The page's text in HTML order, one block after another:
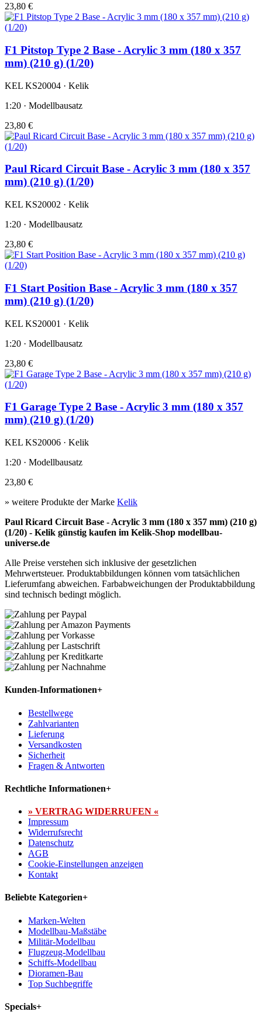
23,80 €
F1 Pitstop Type 2 Base - Acrylic 3 mm (180 x 357
mm) (210 g) (1/20)
KEL KS20004 · Kelik
1:20 · Modellbausatz
23,80 €
Paul Ricard Circuit Base - Acrylic 3 mm (180 x 357
mm) (210 g) (1/20)
KEL KS20002 · Kelik
1:20 · Modellbausatz
23,80 €
F1 Start Position Base - Acrylic 3 mm (180 x 357
mm) (210 g) (1/20)
KEL KS20001 · Kelik
1:20 · Modellbausatz
23,80 €
F1 Garage Type 2 Base - Acrylic 3 mm (180 x 357
mm) (210 g) (1/20)
KEL KS20006 · Kelik
1:20 · Modellbausatz
23,80 €
» weitere Produkte der Marke Kelik
Paul Ricard Circuit Base - Acrylic 3 mm (180 x 357 mm) (210 g)
(1/20) - Kelik günstig kaufen im Kelik-Shop modellbau-
universe.de
Alle Preise verstehen sich inklusive der gesetzlichen
Mehrwertsteuer. Produktabbildungen können vom tatsächlichen
Lieferumfang abweichen. Farbabweichungen der Produktabbildung
sind technisch bedingt möglich.
Kunden-Informationen+
Bestellwege
Zahlvarianten
Lieferung
Versandkosten
Sicherheit
Fragen & Antworten
Rechtliche Informationen+
» VERTRAG WIDERRUFEN «
Impressum
Widerrufsrecht
Datenschutz
AGB
Cookie-Einstellungen anzeigen
Kontakt
Beliebte Kategorien+
Marken-Welten
Modellbau-Maßstäbe
Militär-Modellbau
Flugzeug-Modellbau
Schiffs-Modellbau
Dioramen-Bau
Top Suchbegriffe
Specials+